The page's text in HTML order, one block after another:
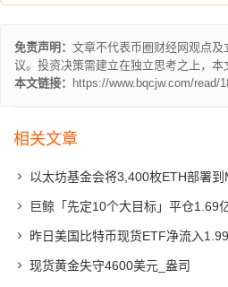
免责声明： 文章不代表币圈财经网观点
议。投资决策需建立在独立思考之上，本
本文链接：
https://www.bqcjw.com/read/
相关文章
以太坊基金会将3,400枚ETH部署
巨鲸「先定10个大目标」平仓1.69
昨日美国比特币现货ETF净流入
现货黄金失守4600美元_盎司